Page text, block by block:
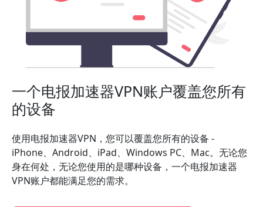
一个电报加速器VPN账户覆盖您所有
的设备
使用电报加速器VPN，您可以覆盖您所有的设备 -
iPhone、Android、iPad、Windows PC、Mac。无论您
身在何处，无论您使用的是哪种设备，一个电报加速器
VPN账户都能满足您的需求。